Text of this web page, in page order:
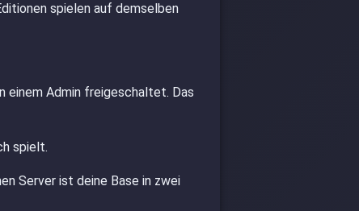
spielen auf demselben
einem Admin freigeschaltet. Das
spielt.
Server ist deine Base in zwei